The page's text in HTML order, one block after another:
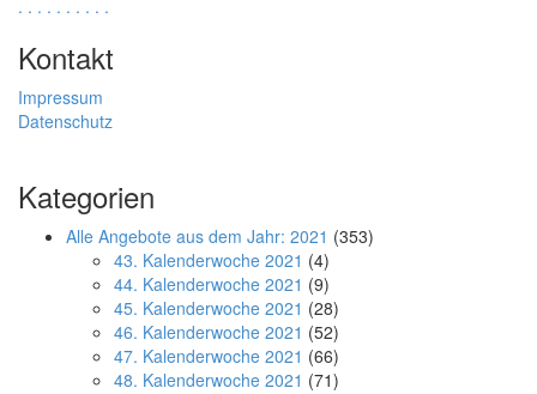
. . . . . . . . . .
Kontakt
Impressum
Datenschutz
Kategorien
Alle Angebote aus dem Jahr: 2021 (353)
43. Kalenderwoche 2021 (4)
44. Kalenderwoche 2021 (9)
45. Kalenderwoche 2021 (28)
46. Kalenderwoche 2021 (52)
47. Kalenderwoche 2021 (66)
48. Kalenderwoche 2021 (71)